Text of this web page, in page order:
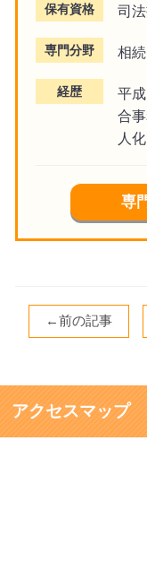
保有資格 司
専門分野 相続
経歴
平
合
人化
専
←前の記事
アクセスマップ